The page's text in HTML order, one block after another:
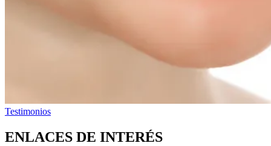
Testimonios
ENLACES DE INTERÉS